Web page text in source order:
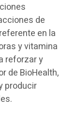
de
en la
y vitamina
reforzar y
de BioHealth,
producir